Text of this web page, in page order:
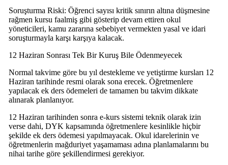
​Soruşturma Riski: Öğrenci sayısı kritik sınırın altına düşmesine
rağmen kursu faalmiş gibi gösterip devam ettiren okul
yöneticileri, kamu zararına sebebiyet vermekten yasal ve idari
soruşturmayla karşı karşıya kalacak.
​12 Haziran Sonrası Tek Bir Kuruş Bile Ödenmeyecek
​Normal takvime göre bu yıl destekleme ve yetiştirme kursları 12
Haziran tarihinde resmi olarak sona erecek. Öğretmenlere
yapılacak ek ders ödemeleri de tamamen bu takvim dikkate
alınarak planlanıyor.
​12 Haziran tarihinden sonra e-kurs sistemi teknik olarak izin
verse dahi, DYK kapsamında öğretmenlere kesinlikle hiçbir
şekilde ek ders ödemesi yapılmayacak. Okul idarelerinin ve
öğretmenlerin mağduriyet yaşamaması adına planlamalarını bu
nihai tarihe göre şekillendirmesi gerekiyor.